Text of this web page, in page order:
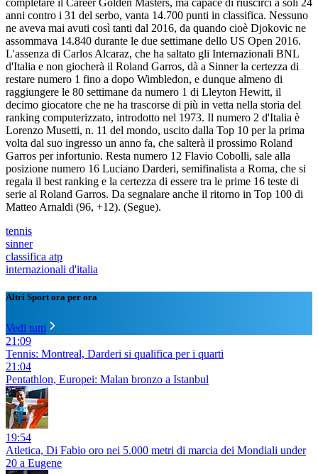
completare il Career Golden Masters, ma capace di riuscirci a soli 24
anni contro i 31 del serbo, vanta 14.700 punti in classifica. Nessuno
ne aveva mai avuti così tanti dal 2016, da quando cioè Djokovic ne
assommava 14.840 durante le due settimane dello US Open 2016.
L'assenza di Carlos Alcaraz, che ha saltato gli Internazionali BNL
d'Italia e non giocherà il Roland Garros, dà a Sinner la certezza di
restare numero 1 fino a dopo Wimbledon, e dunque almeno di
raggiungere le 80 settimane da numero 1 di Lleyton Hewitt, il
decimo giocatore che ne ha trascorse di più in vetta nella storia del
ranking computerizzato, introdotto nel 1973. Il numero 2 d'Italia è
Lorenzo Musetti, n. 11 del mondo, uscito dalla Top 10 per la prima
volta dal suo ingresso un anno fa, che salterà il prossimo Roland
Garros per infortunio. Resta numero 12 Flavio Cobolli, sale alla
posizione numero 16 Luciano Darderi, semifinalista a Roma, che si
regala il best ranking e la certezza di essere tra le prime 16 teste di
serie al Roland Garros. Da segnalare anche il ritorno in Top 100 di
Matteo Arnaldi (96, +12). (Segue).
tennis
sinner
classifica atp
internazionali d'italia
Altri Sport ora per ora
Vedi tutti
21:09
Tennis: Montreal, Darderi si qualifica per i quarti
21:04
Pentathlon, Europei: Malan bronzo a Istanbul
19:54
Atletica, Di Fabio oro nei 5.000 metri di marcia dei Mondiali under
20 a Eugene